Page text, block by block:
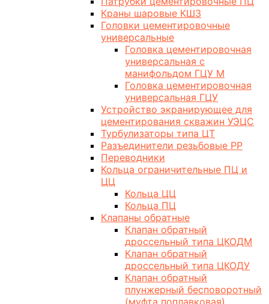
Краны шаровые КШЗ
Головки цементировочные
универсальные
Головка цементировочная
универсальная с
манифольдом ГЦУ М
Головка цементировочная
универсальная ГЦУ
Устройство экранирующее для
цементирования скважин УЭЦС
Турбулизаторы типа ЦТ
Разъединители резьбовые РР
Переводники
Кольца ограничительные ПЦ и
ЦЦ
Кольца ЦЦ
Кольца ПЦ
Клапаны обратные
Клапан обратный
дроссельный типа ЦКОДМ
Клапан обратный
дроссельный типа ЦКОДУ
Клапан обратный
плунжерный бесповоротный